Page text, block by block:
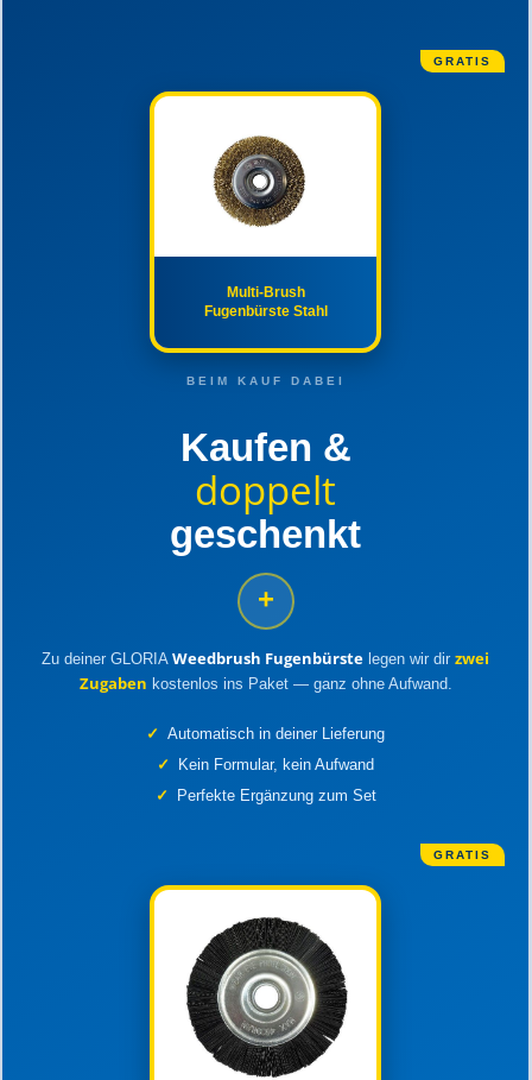
GRATIS
Multi-Brush
Fugenbürste Stahl
BEIM KAUF DABEI
Kaufen &
doppelt
geschenkt
+
Zu deiner GLORIAWeedbrush Fugenbürste legen wir dirzwei
Zugaben kostenlos ins Paket — ganz ohne Aufwand.
✓ Automatisch in deiner Lieferung
✓ Kein Formular, kein Aufwand
✓ Perfekte Ergänzung zum Set
GRATIS